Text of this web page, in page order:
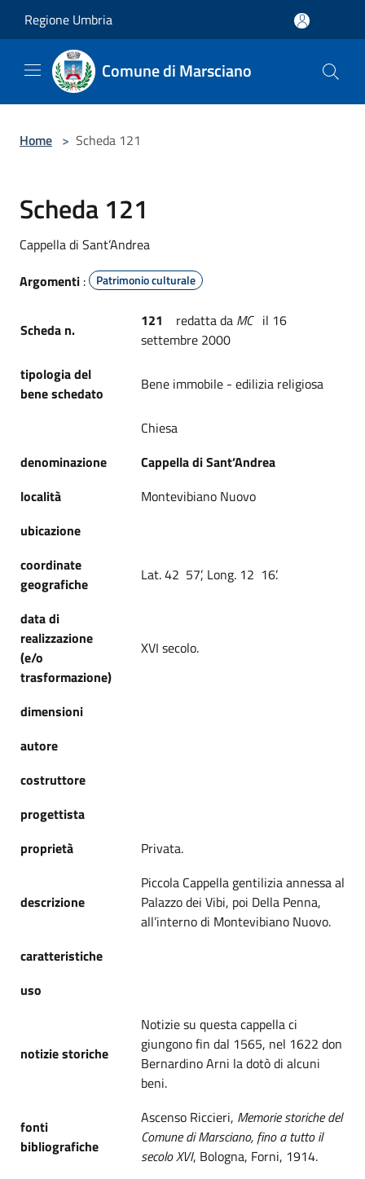
Regione Umbria
Comune di Marsciano
Home > Scheda 121
Scheda 121
Cappella di Sant’Andrea
Argomenti : Patrimonio culturale
Scheda n. 121 redatta da MC il 16
settembre 2000
tipologia del
bene schedato
Bene immobile - edilizia religiosa
Chiesa
denominazione
Cappella di Sant’Andrea
località
Montevibiano Nuovo
ubicazione
coordinate
geografiche
Lat. 42 57’, Long. 12 16’.
data di
realizzazione
(e/o
trasformazione)
XVI secolo.
dimensioni
autore
costruttore
progettista
proprietà
Privata.
descrizione
Piccola Cappella gentilizia annessa al
Palazzo dei Vibi, poi Della Penna,
all’interno di Montevibiano Nuovo.
caratteristiche
uso
notizie storiche
Notizie su questa cappella ci
giungono fin dal 1565, nel 1622 don
Bernardino Arni la dotò di alcuni
beni.
fonti
bibliografiche
Ascenso Riccieri, Memorie storiche del
Comune di Marsciano, fino a tutto il
secolo XVI, Bologna, Forni, 1914.